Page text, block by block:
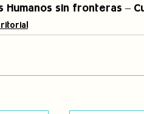
Humanos sin fronteras –